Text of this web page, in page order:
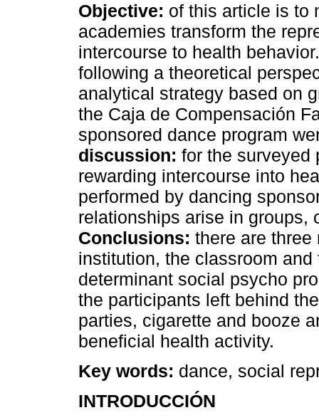
Objective: of this article is to
academies transform the
intercourse to health behavior.
following a theoretical
analytical strategy based on
the Caja de Compensación
sponsored dance program
discussion: for the surveyed
rewarding intercourse into
performed by dancing
relationships arise in groups,
Conclusions: there are
institution, the classroom
determinant social psycho
the participants left behind
parties, cigarette and booze
beneficial health activity.
Key words: dance, social
INTRODUCCIÓN